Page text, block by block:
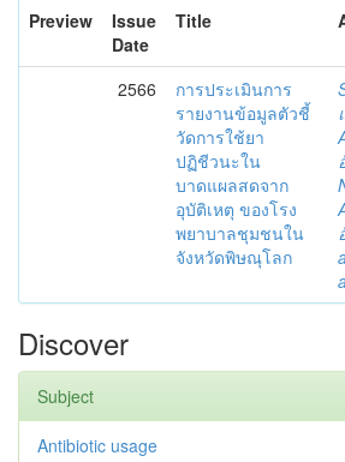
Preview
Issue
Date
Title
2566
การประเมินการ
รายงานข้อมูลตัวชี้
วัดการใช้ยา
ปฏิชีวนะใน
บาดแผลสดจาก
อุบัติเหตุ ของโรง
พยาบาลชุมชนใน
จังหวัดพิษณุโลก
Discover
Subject
Antibiotic usage